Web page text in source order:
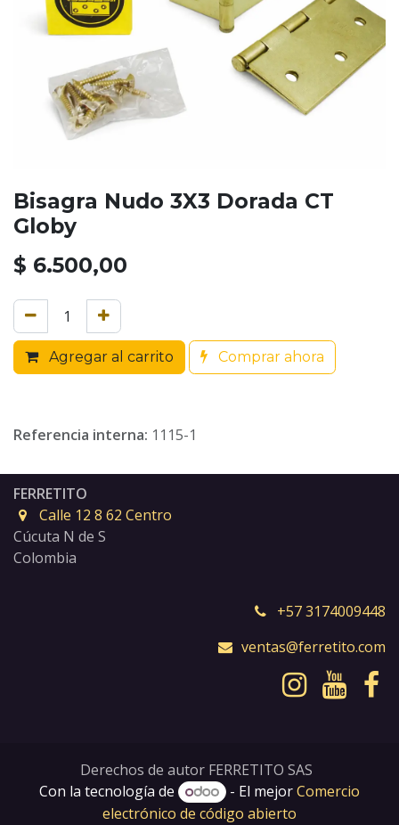
Bisagra Nudo 3X3 Dorada CT
Globy
$ 6.500,00
Agregar al carrito Comprar ahora
Referencia interna: 1115-1
FERRETITO
Calle 12 8 62 Centro
Cúcuta N de S
Colombia
+57 3174009448
ventas@ferretito.com
Derechos de autor FERRETITO SAS
Con la tecnología de
- El mejorComercio
electrónico de código abierto